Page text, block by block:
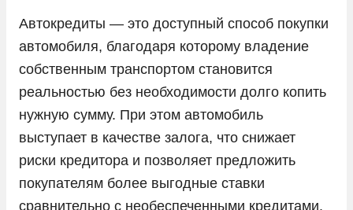
Lexus
Livan
LiXiang
Mazda
Mercedes-Benz
Mini
Автокредиты — это доступный способ покупки
автомобиля, благодаря которому владение
собственным транспортом становится
реальностью без необходимости долго копить
нужную сумму. При этом автомобиль
выступает в качестве залога, что снижает
риски кредитора и позволяет предложить
покупателям более выгодные ставки
сравнительно с необеспеченными кредитами.